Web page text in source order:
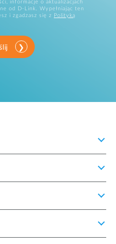
informacje o aktualizacjach
od D-Link. Wypełniając ten
i zgadzasz się z
Polityką